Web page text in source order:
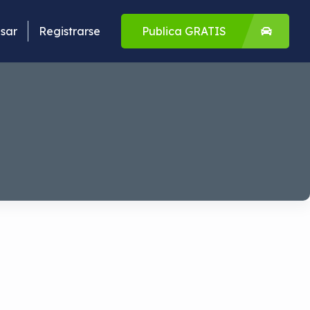
Registrarse Publica GRATIS